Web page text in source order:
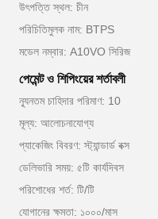
উৎপত্তি স্থল: চীন
পরিচিতিমুলক নাম: BTPS
মডেল নম্বার: A10VO সিরিজ
পেমেন্ট ও শিপিংয়ের শর্তাবলী
ন্যূনতম চাহিদার পরিমাণ: 10
মূল্য: আলোচনাযোগ্য
প্যাকেজিং বিবরণ: স্ট্যান্ডার্ড বক্স
ডেলিভারি সময়: ৫টি কার্যদিবস
পরিশোধের শর্ত: টি/টি
যোগানের ক্ষমতা: ১০০০/মাস